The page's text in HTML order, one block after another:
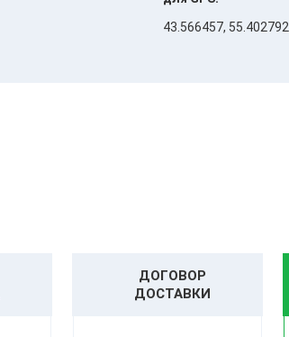
43.566457, 55.402792
ДОГОВОР
ДОСТАВКИ